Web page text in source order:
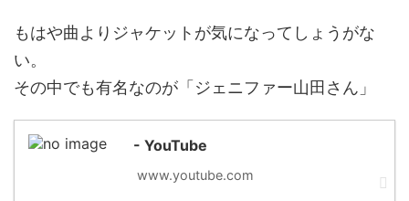
もはや曲よりジャケットが気になってしょうがな
い。
その中でも有名なのが「ジェニファー山田さん」
- YouTube
www.youtube.com